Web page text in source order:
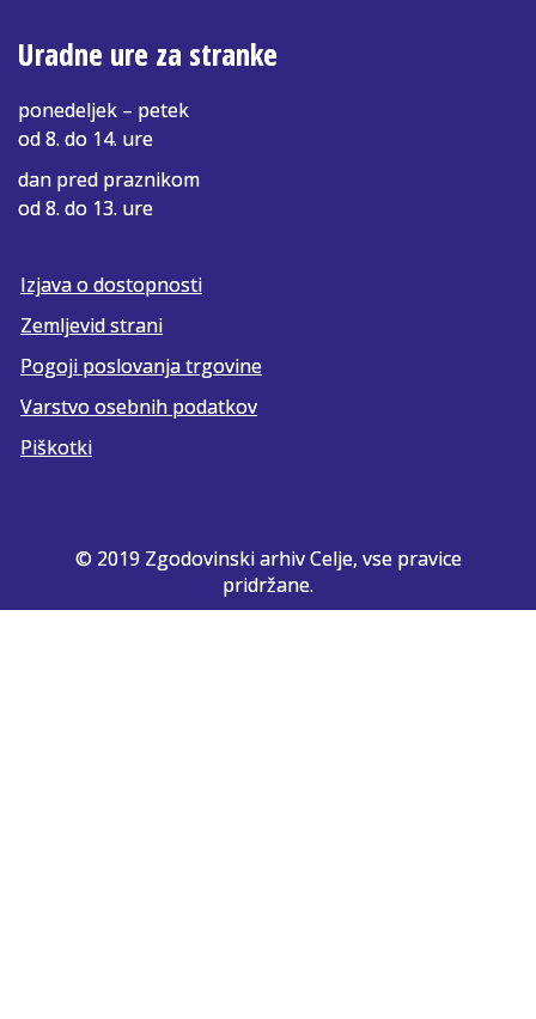
Uradne ure za stranke
ponedeljek – petek
od 8. do 14. ure
dan pred praznikom
od 8. do 13. ure
Izjava o dostopnosti
Zemljevid strani
Pogoji poslovanja trgovine
Varstvo osebnih podatkov
Piškotki
© 2019 Zgodovinski arhiv Celje, vse pravice
pridržane.